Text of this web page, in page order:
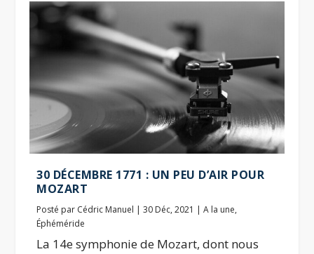
30 DÉCEMBRE 1771 : UN PEU D’AIR POUR
MOZART
Posté par Cédric Manuel |30 Déc, 2021 |A la une,
Éphéméride
La 14e symphonie de Mozart, dont nous